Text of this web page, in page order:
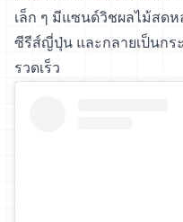
เล็ก ๆ มีแซนด์วิชผลไม้สด
ซีรีส์ญี่ปุ่น และกลายเป็นกร
รวดเร็ว